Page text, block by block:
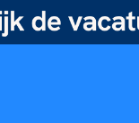
onderwijs